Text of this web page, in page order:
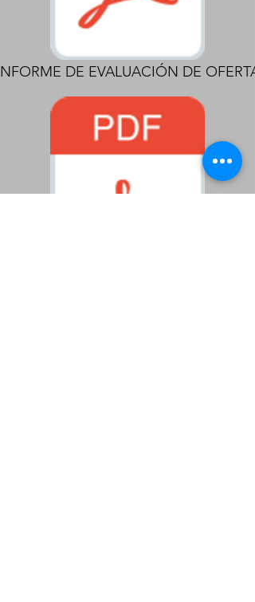
DE EVALUACIÓN DE OFERTA